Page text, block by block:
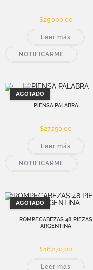
$25.000,00
Leer más
NOTIFICARME
AGOTADO
PIENSA PALABRA
$27.250,00
Leer más
NOTIFICARME
AGOTADO
ROMPECABEZAS 48 PIEZAS
ARGENTINA
$16.270,00
Leer más